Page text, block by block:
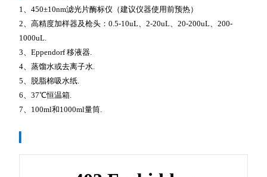
1、450±10nm滤光片酶标仪（建议仪器使用前预热）
2、高精度加样器及枪头：0.5-10uL、2-20uL、20-200uL、200-
1000uL.
3、Eppendorf 移液器.
4、蒸馏水或去离子水.
5、脱脂棉吸水纸.
6、37℃恒温箱.
7、100ml和1000ml量筒.